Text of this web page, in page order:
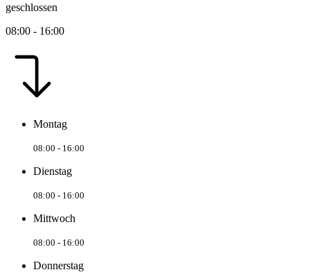
geschlossen
08:00 - 16:00
Montag
08:00 - 16:00
Dienstag
08:00 - 16:00
Mittwoch
08:00 - 16:00
Donnerstag